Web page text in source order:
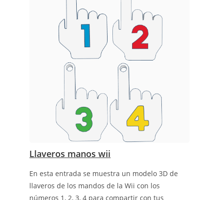
Llaveros manos wii
En esta entrada se muestra un modelo 3D de
llaveros de los mandos de la Wii con los
números 1, 2, 3, 4 para compartir con tus